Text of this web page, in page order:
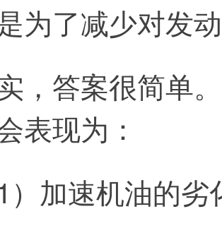
为了减少对发
，答案很简单
表现为：
1）加速机油的劣